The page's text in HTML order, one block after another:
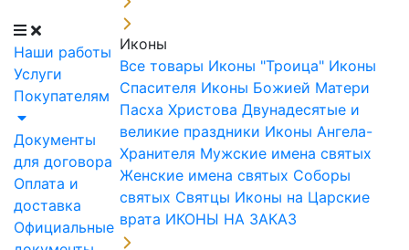
Наши работы
Услуги
Покупателям
Документы
для договора
Оплата и
доставка
Официальные
Иконы
Все товары Иконы "Троица" Иконы
Спасителя Иконы Божией Матери
Пасха Христова Двунадесятые и
великие праздники Иконы Ангела-
Хранителя Мужские имена святых
Женские имена святых Соборы
святых Святцы Иконы на Царские
врата ИКОНЫ НА ЗАКАЗ